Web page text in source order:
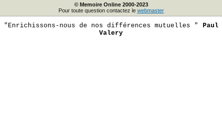
© Memoire Online 2000-2023
Pour toute question contactez le webmaster
"Enrichissons-nous de nos différences mutuelles "
Paul
Valery